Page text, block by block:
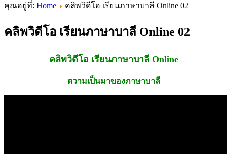
คุณอยู่ที่: Home คลิพวิดีโอ เรียนภาษาบาลี Online 02
คลิพวิดีโอ เรียนภาษาบาลี Online 02
คลิพวิดีโอ เรียนภาษาบาลี Online
ตวามเป็นมาของภาษาบาลี